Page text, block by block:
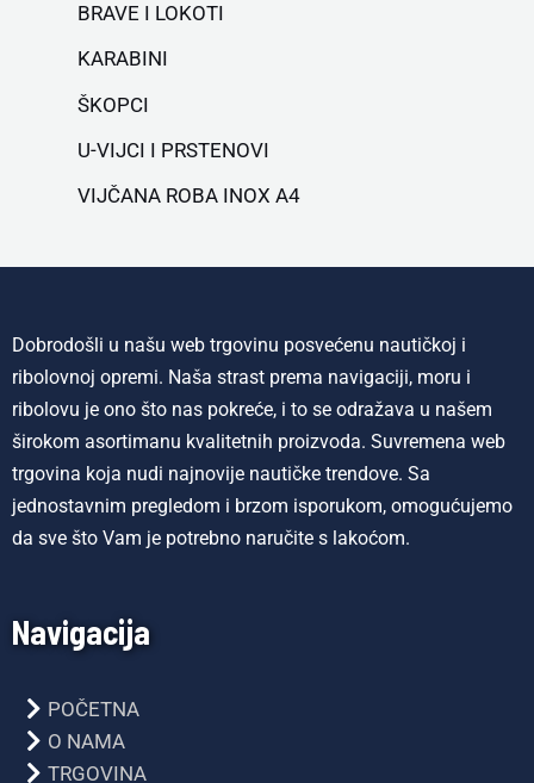
BRAVE I LOKOTI
KARABINI
ŠKOPCI
U-VIJCI I PRSTENOVI
VIJČANA ROBA INOX A4
Dobrodošli u našu web trgovinu posvećenu nautičkoj i
ribolovnoj opremi. Naša strast prema navigaciji, moru i
ribolovu je ono što nas pokreće, i to se odražava u našem
širokom asortimanu kvalitetnih proizvoda. Suvremena web
trgovina koja nudi najnovije nautičke trendove. Sa
jednostavnim pregledom i brzom isporukom, omogućujemo
da sve što Vam je potrebno naručite s lakoćom.
Navigacija
POČETNA
O NAMA
TRGOVINA